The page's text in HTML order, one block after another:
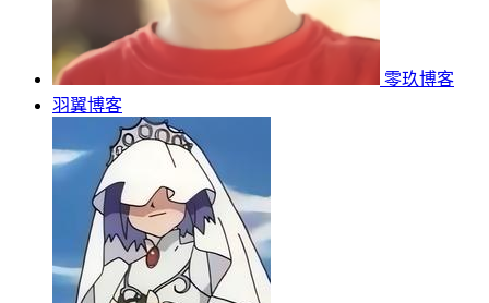
零玖博客
羽翼博客